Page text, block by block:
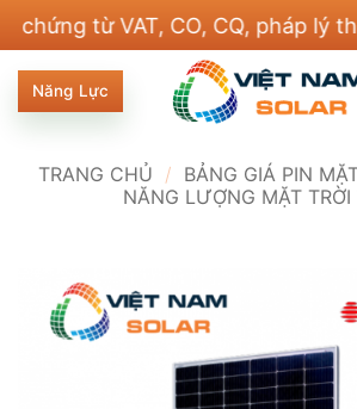
nội
dung
từ VAT, CO, CQ, pháp lý thi
Năng Lực
TRANG CHỦ / BẢNG GIÁ PIN
NĂNG LƯỢNG MẶT TRỜI